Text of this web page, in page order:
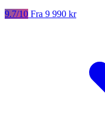
9.7/10 Fra 9 990 kr